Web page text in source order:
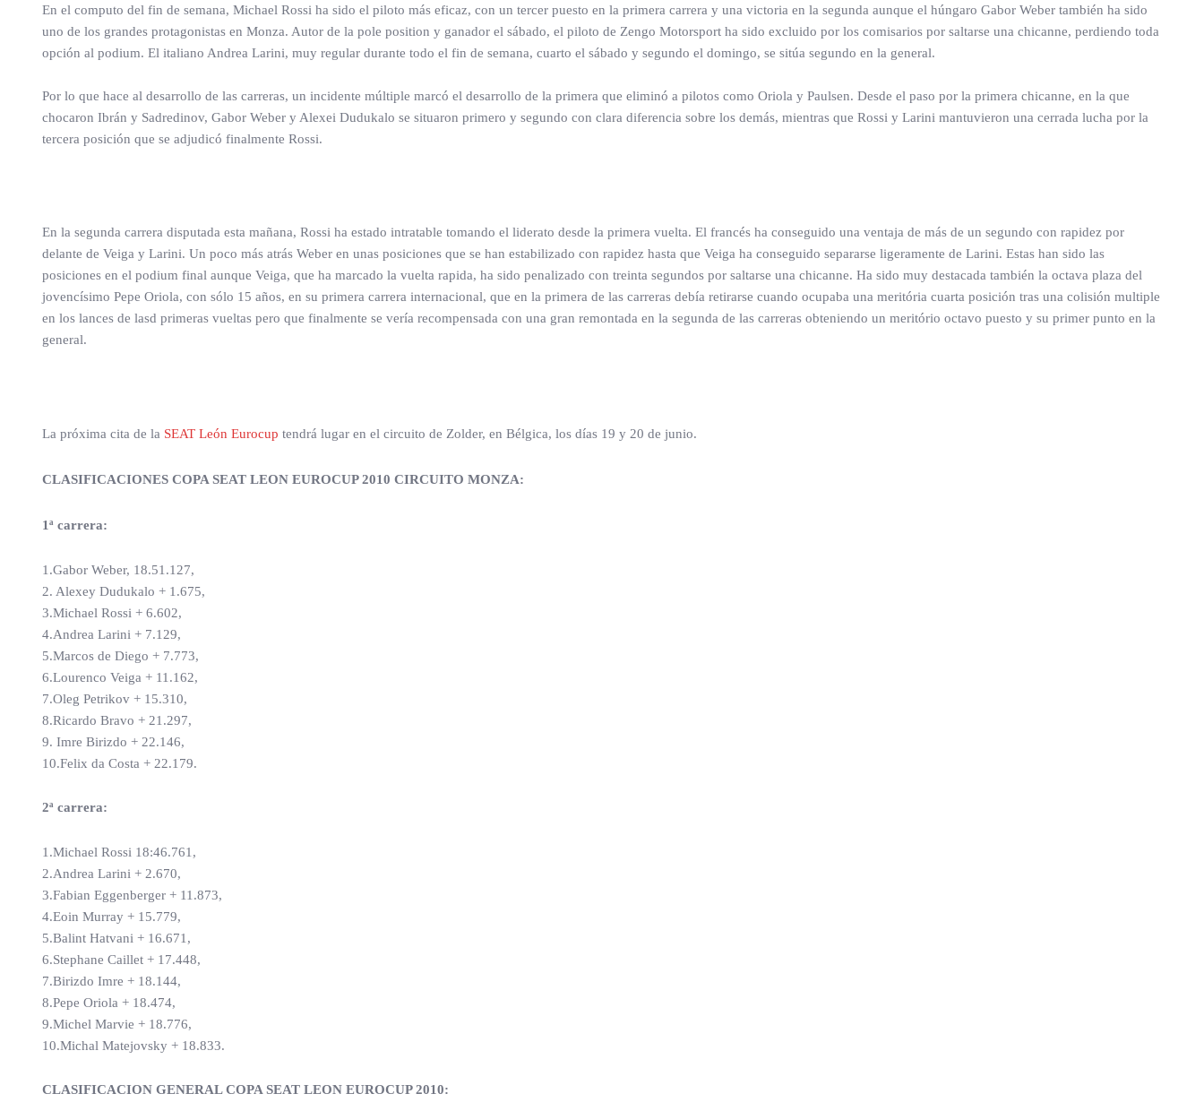
En el computo del fin de semana, Michael Rossi ha sido el piloto más eficaz, con un tercer puesto en la primera carrera y una victoria en la segunda aunque el húngaro Gabor Weber también ha sido
uno de los grandes protagonistas en Monza. Autor de la pole position y ganador el sábado, el piloto de Zengo Motorsport ha sido excluido por los comisarios por saltarse una chicanne, perdiendo toda
opción al podium. El italiano Andrea Larini, muy regular durante todo el fin de semana, cuarto el sábado y segundo el domingo, se sitúa segundo en la general.
Por lo que hace al desarrollo de las carreras, un incidente múltiple marcó el desarrollo de la primera que eliminó a pilotos como Oriola y Paulsen. Desde el paso por la primera chicanne, en la que
chocaron Ibrán y Sadredinov, Gabor Weber y Alexei Dudukalo se situaron primero y segundo con clara diferencia sobre los demás, mientras que Rossi y Larini mantuvieron una cerrada lucha por la
tercera posición que se adjudicó finalmente Rossi.
En la segunda carrera disputada esta mañana, Rossi ha estado intratable tomando el liderato desde la primera vuelta. El francés ha conseguido una ventaja de más de un segundo con rapidez por
delante de Veiga y Larini. Un poco más atrás Weber en unas posiciones que se han estabilizado con rapidez hasta que Veiga ha conseguido separarse ligeramente de Larini. Estas han sido las
posiciones en el podium final aunque Veiga, que ha marcado la vuelta rapida, ha sido penalizado con treinta segundos por saltarse una chicanne. Ha sido muy destacada también la octava plaza del
jovencísimo Pepe Oriola, con sólo 15 años, en su primera carrera internacional, que en la primera de las carreras debía retirarse cuando ocupaba una meritória cuarta posición tras una colisión multiple
en los lances de lasd primeras vueltas pero que finalmente se vería recompensada con una gran remontada en la segunda de las carreras obteniendo un meritório octavo puesto y su primer punto en la
general.
La próxima cita de la SEAT León Eurocup tendrá lugar en el circuito de Zolder, en Bélgica, los días 19 y 20 de junio.
CLASIFICACIONES COPA SEAT LEON EUROCUP 2010 CIRCUITO MONZA:
1ª carrera:
1.Gabor Weber, 18.51.127,
2. Alexey Dudukalo + 1.675,
3.Michael Rossi + 6.602,
4.Andrea Larini + 7.129,
5.Marcos de Diego + 7.773,
6.Lourenco Veiga + 11.162,
7.Oleg Petrikov + 15.310,
8.Ricardo Bravo + 21.297,
9. Imre Birizdo + 22.146,
10.Felix da Costa + 22.179.
2ª carrera:
1.Michael Rossi 18:46.761,
2.Andrea Larini + 2.670,
3.Fabian Eggenberger + 11.873,
4.Eoin Murray + 15.779,
5.Balint Hatvani + 16.671,
6.Stephane Caillet + 17.448,
7.Birizdo Imre + 18.144,
8.Pepe Oriola + 18.474,
9.Michel Marvie + 18.776,
10.Michal Matejovsky + 18.833.
CLASIFICACION GENERAL COPA SEAT LEON EUROCUP 2010: